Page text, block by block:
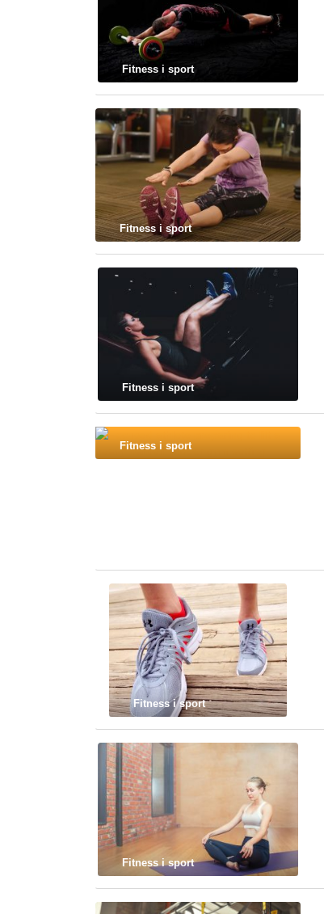
Fitness i sport
Fitness i sport
Fitness i sport
Fitness i sport
Fitness i sport
Fitness i sport